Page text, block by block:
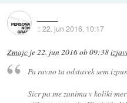
::22. jun 2016, 10:17
Zmajc je22. jun 2016 ob 09:38
Pa ravno ta odstavek sem
Sicr pa me zanima v koliki